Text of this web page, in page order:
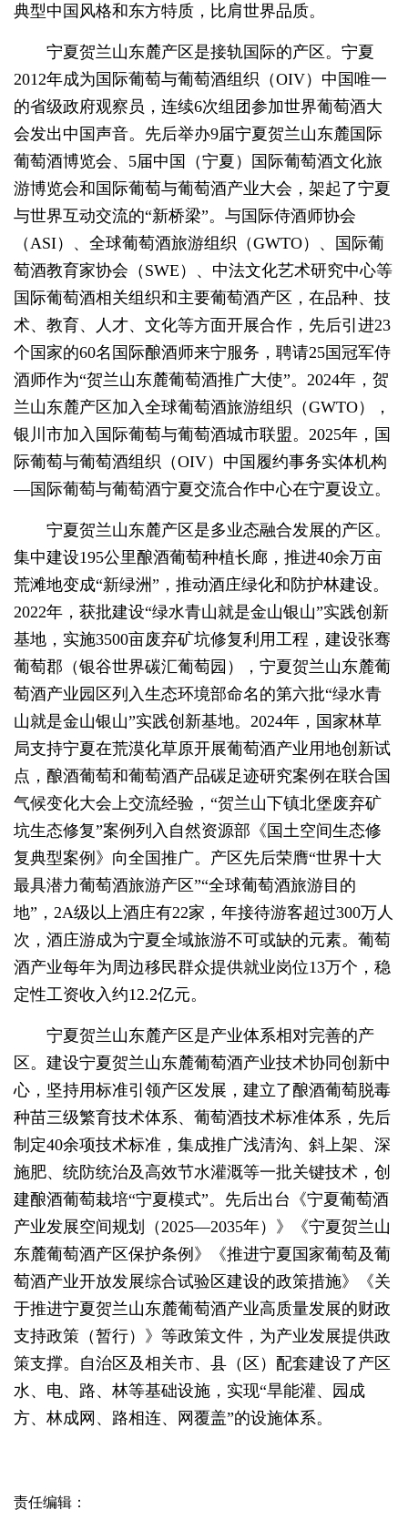
典型中国风格和东方特质，比肩世界品质。
宁夏贺兰山东麓产区是接轨国际的产区。宁夏
2012年成为国际葡萄与葡萄酒组织（OIV）中国唯一
的省级政府观察员，连续6次组团参加世界葡萄酒大
会发出中国声音。先后举办9届宁夏贺兰山东麓国际
葡萄酒博览会、5届中国（宁夏）国际葡萄酒文化旅
游博览会和国际葡萄与葡萄酒产业大会，架起了宁夏
与世界互动交流的“新桥梁”。与国际侍酒师协会
（ASI）、全球葡萄酒旅游组织（GWTO）、国际葡
萄酒教育家协会（SWE）、中法文化艺术研究中心等
国际葡萄酒相关组织和主要葡萄酒产区，在品种、技
术、教育、人才、文化等方面开展合作，先后引进23
个国家的60名国际酿酒师来宁服务，聘请25国 冠军侍
酒师作为“贺兰山东麓葡萄酒推广大使”。2024年，贺
兰山东麓产区加入全球葡萄酒旅游组织（GWTO），
银川市加入国际葡萄与葡萄酒城市联盟。2025年，国
际葡萄与葡萄酒组织（OIV）中国履约事务实体机构
—国际葡萄与葡萄酒宁夏交流合作中心在宁夏设立。
宁夏贺兰山东麓产区是多业态融合发展的产区。
集中建设195公里酿酒葡萄种植长廊，推进40余万亩
荒滩地变成“新绿洲”，推动酒庄绿化和防护林建设。
2022年，获批建设“绿水青山就是金山银山”实践创新
基地，实施3500亩废弃矿坑修复利用工程，建设张骞
葡萄郡（银谷世界碳汇葡萄园），宁夏贺兰山东麓葡
萄酒产业园区列入生态环境部命名的第六批“绿水青
山就是金山银山”实践创新基地。2024年，国家林草
局支持宁夏在荒漠化草原开展葡萄酒产业用地创新试
点，酿酒葡萄和葡萄酒产品碳足迹研究案例在联合国
气候变化大会上交流经验，“贺兰山下镇北堡废弃矿
坑生态修复”案例列入自然资源部《国土空间生态修
复典型案例》向全国推广。产区先后荣膺“世界十大
最具潜力葡萄酒旅游产区”“全球葡萄酒旅游目的
地”，2A级以上酒庄有22家，年接待游客超过300万人
次，酒庄游成为宁夏全域旅游不可或缺的元素。葡萄
酒产业每年为周边移民群众提供就业岗位13万个，稳
定性工资收入约12.2亿元。
宁夏贺兰山东麓产区是产业体系相对完善的产
区。建设宁夏贺兰山东麓葡萄酒产业技术协同创新中
心，坚持用标准引领产区发展，建立了酿酒葡萄脱毒
种苗三级繁育技术体系、葡萄酒技术标准体系，先后
制定40余项技术标准，集成推广浅清沟、斜上架、深
施肥、统防统治及高效节水灌溉等一批关键技术，创
建酿酒葡萄栽培“宁夏模式”。先后出台《宁夏葡萄酒
产业发展空间规划（2025—2035年）》《宁夏贺兰山
东麓葡萄酒产区保护条例》《推进宁夏国家葡萄及葡
萄酒产业开放发展综合试验区建设的政策措施》《关
于推进宁夏贺兰山东麓葡萄酒产业高质量发展的财政
支持政策（暂行）》等政策文件，为产业发展提供政
策支撑。自治区及相关市、县（区）配套建设了产区
水、电、路、林等基础设施，实现“旱能灌、园成
方、林成网、路相连、网覆盖”的设施体系。
责任编辑：